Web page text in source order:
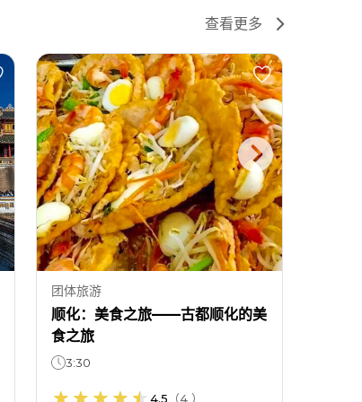
查看更多
团体旅游
顺化：美食之旅——古都顺化的美
食之旅
3:30
4.5 （4 ）